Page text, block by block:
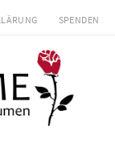
SPENDEN